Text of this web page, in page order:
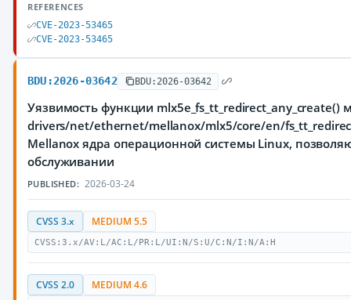
REFERENCES
CVE-2023-53465
CVE-2023-53465
BDU:2026-03642 BDU:2026-03642
Уязвимость функции mlx5e_fs_tt_redirect_any_create()
drivers/net/ethernet/mellanox/mlx5/core/en/
Mellanox ядра операционной системы Linux,
обслуживании
PUBLISHED: 2026-03-24
CVSS 3.x MEDIUM 5.5
CVSS:3.x/AV:L/AC:L/PR:L/UI:N/S:U/C:N/I:N/A:H
CVSS 2.0 MEDIUM 4.6